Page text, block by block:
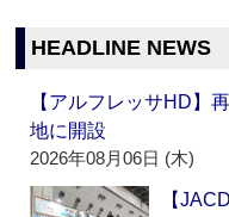
HEADLINE NEWS
【アルフレッサHD】
地に開設
2026年08月06日 (木)
【